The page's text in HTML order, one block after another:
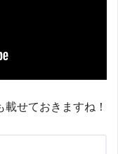
せておきますね！